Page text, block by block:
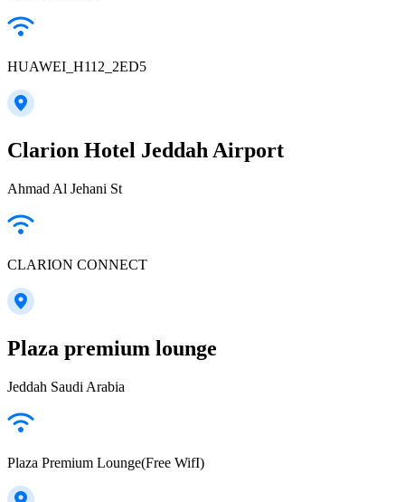
HUAWEI_H112_2ED5
Clarion Hotel Jeddah Airport
Ahmad Al Jehani St
CLARION CONNECT
Plaza premium lounge
Jeddah Saudi Arabia
Plaza Premium Lounge(Free WifI)